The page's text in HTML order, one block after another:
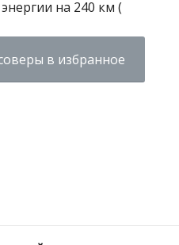
на 240 км (
в избранное